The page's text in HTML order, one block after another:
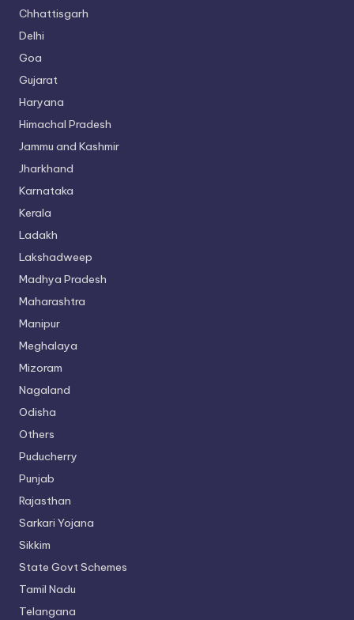
Chhattisgarh
Delhi
Goa
Gujarat
Haryana
Himachal Pradesh
Jammu and Kashmir
Jharkhand
Karnataka
Kerala
Ladakh
Lakshadweep
Madhya Pradesh
Maharashtra
Manipur
Meghalaya
Mizoram
Nagaland
Odisha
Others
Puducherry
Punjab
Rajasthan
Sarkari Yojana
Sikkim
State Govt Schemes
Tamil Nadu
Telangana